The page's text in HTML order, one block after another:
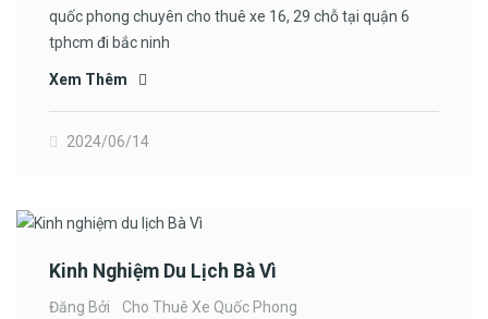
quốc phong chuyên cho thuê xe 16, 29 chỗ tại quận 6
tphcm đi bắc ninh
Xem Thêm
2024/06/14
Kinh Nghiệm Du Lịch Bà Vì
Đăng Bởi Cho Thuê Xe Quốc Phong